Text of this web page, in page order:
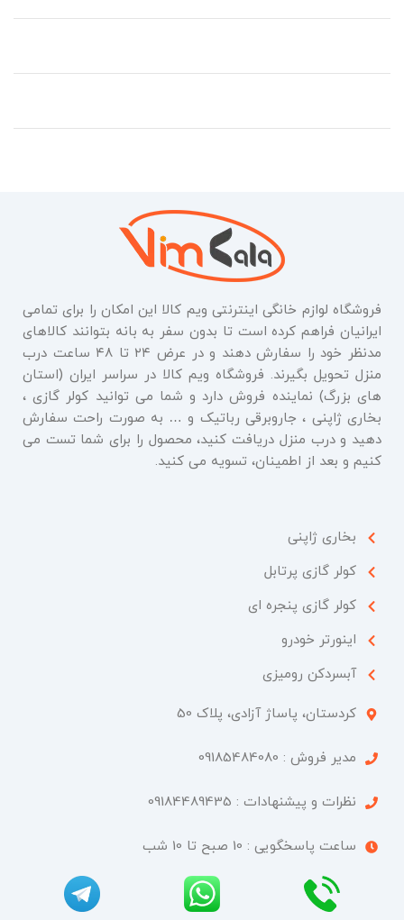
فروشگاه لوازم خانگی اینترنتی ویم کالا این امکان را برای تمامی
ایرانیان فراهم کرده است تا بدون سفر به بانه بتوانند کالاهای
مدنظر خود را سفارش دهند و در عرض ۲۴ تا ۴۸ ساعت درب
منزل تحویل بگیرند. فروشگاه ویم کالا در سراسر ایران (استان
های بزرگ) نماینده فروش دارد و شما می توانید کولر گازی ،
بخاری ژاپنی ، جاروبرقی رباتیک و … به صورت راحت سفارش
دهید و درب منزل دریافت کنید، محصول را برای شما تست می
کنیم و بعد از اطمینان، تسویه می کنید.
بخاری ژاپنی
کولر گازی پرتابل
کولر گازی پنجره ای
اینورتر خودرو
آبسردکن رومیزی
کردستان، پاساژ آزادی، پلاک 50​
مدیر فروش : 09185484080
نظرات و پیشنهادات : 09184489435
ساعت پاسخگویی : 10 صبح تا 10 شب